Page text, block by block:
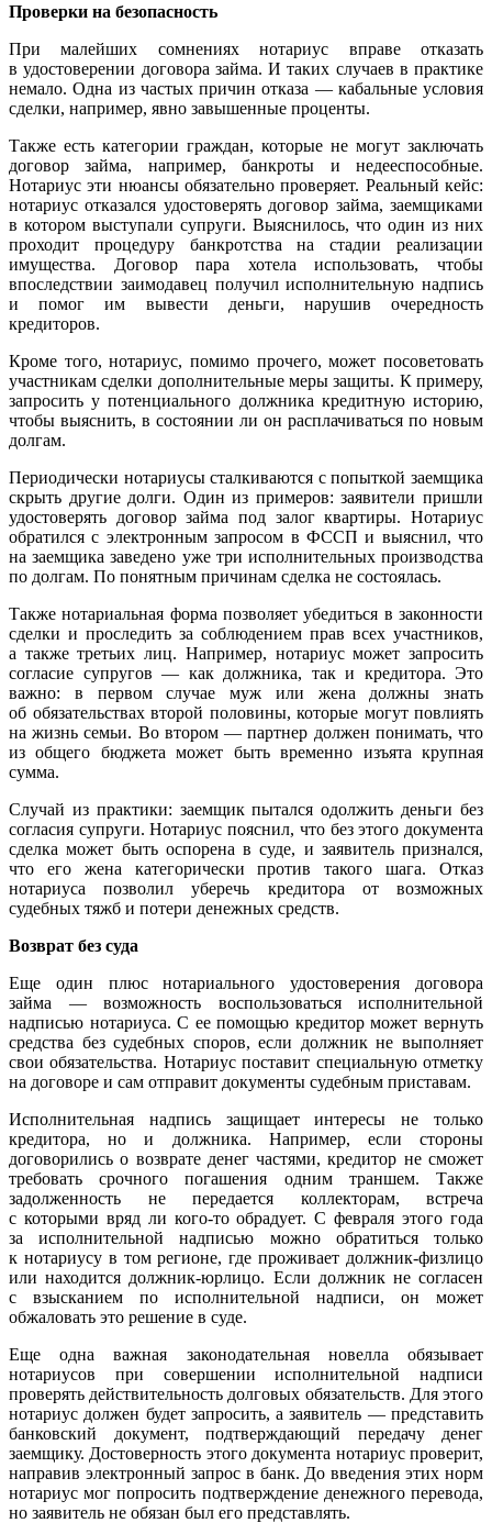
Проверки на безопасность
При малейших сомнениях нотариус вправе отказать
в удостоверении договора займа. И таких случаев в практике
немало. Одна из частых причин отказа — кабальные условия
сделки, например, явно завышенные проценты.
Также есть категории граждан, которые не могут заключать
договор займа, например, банкроты и недееспособные.
Нотариус эти нюансы обязательно проверяет. Реальный кейс:
нотариус отказался удостоверять договор займа, заемщиками
в котором выступали супруги. Выяснилось, что один из них
проходит процедуру банкротства на стадии реализации
имущества. Договор пара хотела использовать, чтобы
впоследствии заимодавец получил исполнительную надпись
и помог им вывести деньги, нарушив очередность
кредиторов.
Кроме того, нотариус, помимо прочего, может посоветовать
участникам сделки дополнительные меры защиты. К примеру,
запросить у потенциального должника кредитную историю,
чтобы выяснить, в состоянии ли он расплачиваться по новым
долгам.
Периодически нотариусы сталкиваются с попыткой заемщика
скрыть другие долги. Один из примеров: заявители пришли
удостоверять договор займа под залог квартиры. Нотариус
обратился с электронным запросом в ФССП и выяснил, что
на заемщика заведено уже три исполнительных производства
по долгам. По понятным причинам сделка не состоялась.
Также нотариальная форма позволяет убедиться в законности
сделки и проследить за соблюдением прав всех участников,
а также третьих лиц. Например, нотариус может запросить
согласие супругов — как должника, так и кредитора. Это
важно: в первом случае муж или жена должны знать
об обязательствах второй половины, которые могут повлиять
на жизнь семьи. Во втором — партнер должен понимать, что
из общего бюджета может быть временно изъята крупная
сумма.
Случай из практики: заемщик пытался одолжить деньги без
согласия супруги. Нотариус пояснил, что без этого документа
сделка может быть оспорена в суде, и заявитель признался,
что его жена категорически против такого шага. Отказ
нотариуса позволил уберечь кредитора от возможных
судебных тяжб и потери денежных средств.
Возврат без суда
Еще один плюс нотариального удостоверения договора
займа — возможность воспользоваться исполнительной
надписью нотариуса. С ее помощью кредитор может вернуть
средства без судебных споров, если должник не выполняет
свои обязательства. Нотариус поставит специальную отметку
на договоре и сам отправит документы судебным приставам.
Исполнительная надпись защищает интересы не только
кредитора, но и должника. Например, если стороны
договорились о возврате денег частями, кредитор не сможет
требовать срочного погашения одним траншем. Также
задолженность не передается коллекторам, встреча
с которыми вряд ли кого-то обрадует. С февраля этого года
за исполнительной надписью можно обратиться только
к нотариусу в том регионе, где проживает должник-физлицо
или находится должник-юрлицо. Если должник не согласен
с взысканием по исполнительной надписи, он может
обжаловать это решение в суде.
Еще одна важная законодательная новелла обязывает
нотариусов при совершении исполнительной надписи
проверять действительность долговых обязательств. Для этого
нотариус должен будет запросить, а заявитель — представить
банковский документ, подтверждающий передачу денег
заемщику. Достоверность этого документа нотариус проверит,
направив электронный запрос в банк. До введения этих норм
нотариус мог попросить подтверждение денежного перевода,
но заявитель не обязан был его представлять.